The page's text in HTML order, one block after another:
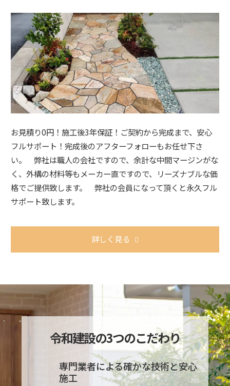
お見積り0円！施工後3年保証！ご契約から完成まで、安心
フルサポート！完成後のアフターフォローもお任せ下さ
い。 弊社は職人の会社ですので、余計な中間マージンがな
く、外構の材料等もメーカー直ですので、リーズナブルな価
格でご提供致します。 弊社の会員になって頂くと永久フル
サポート致します。
詳しく見る
令和建設の3つのこだわり
専門業者による確かな技術と安心
施工